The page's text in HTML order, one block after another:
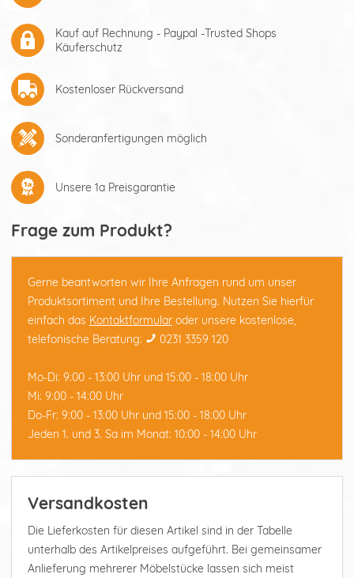
Kauf auf Rechnung - Paypal -Trusted Shops
Käuferschutz
Kostenloser Rückversand
Sonderanfertigungen möglich
Unsere 1a Preisgarantie
Frage zum Produkt?
Gerne beantworten wir Ihre Anfragen rund um unser
Produktsortiment und Ihre Bestellung. Nutzen Sie hierfür
einfach das Kontaktformular oder unsere kostenlose,
telefonische Beratung:
0231 3359 120
Mo-Di: 9:00 - 13:00 Uhr und 15:00 - 18:00 Uhr
Mi: 9:00 - 14:00 Uhr
Do-Fr: 9:00 - 13:00 Uhr und 15:00 - 18:00 Uhr
Jeden 1. und 3. Sa im Monat: 10:00 - 14:00 Uhr
Versandkosten
Die Lieferkosten für diesen Artikel sind in der Tabelle
unterhalb des Artikelpreises aufgeführt. Bei gemeinsamer
Anlieferung mehrerer Möbelstücke lassen sich meist